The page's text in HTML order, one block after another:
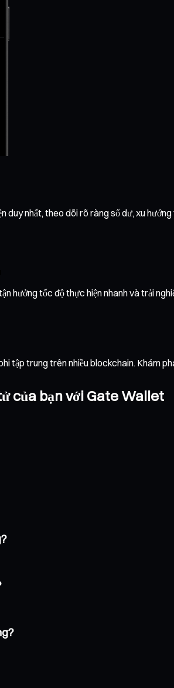
nhất, theo dõi rõ ràng số dư, xu
tốc độ thực hiện nhanh và trải
tập trung trên nhiều blockchain. Khám
của bạn với Gate Wallet